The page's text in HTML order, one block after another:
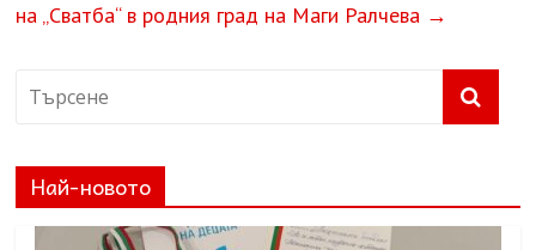
на „Сватба“ в родния град на Маги Ралчева →
Най-новото